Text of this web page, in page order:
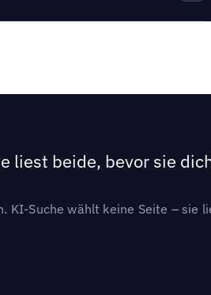
liest beide, bevor sie
KI-Suche wählt keine Seite – sie